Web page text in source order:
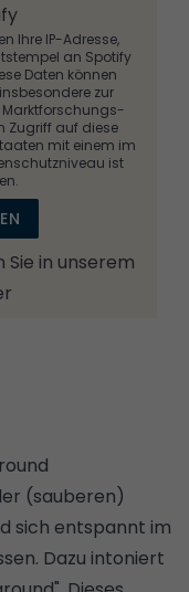
Ihre IP-Adresse,
an Spotify
Daten können
zur
Marktforschungs-
Zugriff auf diese
mit einem im
ist
in unserem
(sauberen)
sich entspannt im
Dazu intoniert